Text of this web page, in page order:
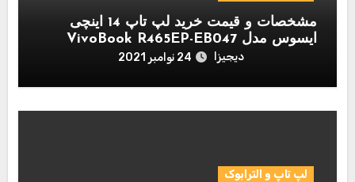
مشخصات و قیمت خرید لپ تاپ 14 اینچی
ایسوس مدل VivoBook R465EP-EB047
دیجیزا 24 نوامبر 2021
لپ تاپ و الترابوک